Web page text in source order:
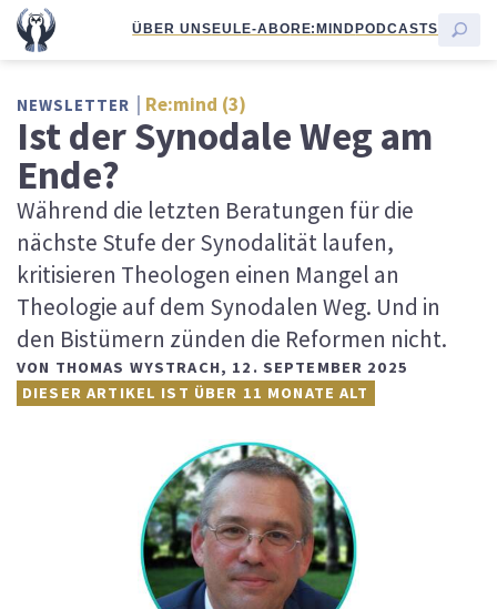
ÜBER UNSEULE-ABORE:MINDPODCASTS
NEWSLETTER Re:mind (3)
Ist der Synodale Weg am
Ende?
Während die letzten Beratungen für die
nächste Stufe der Synodalität laufen,
kritisieren Theologen einen Mangel an
Theologie auf dem Synodalen Weg. Und in
den Bistümern zünden die Reformen nicht.
VON THOMAS WYSTRACH, 12. SEPTEMBER 2025
DIESER ARTIKEL IST ÜBER 11 MONATE ALT